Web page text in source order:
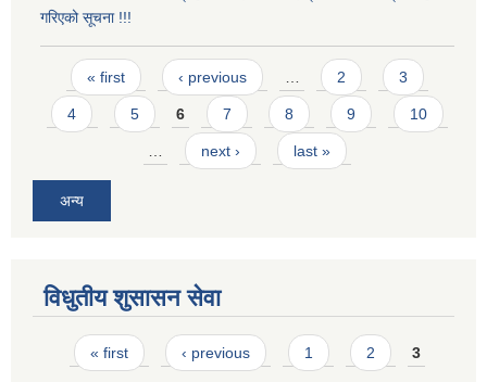
गरिएको सूचना !!!
Pages
« first ‹ previous 2 3
4 5 6 7 8 9 10
next › last »
अन्य
विधुतीय शुसासन सेवा
Pages
« first ‹ previous 1 2 3